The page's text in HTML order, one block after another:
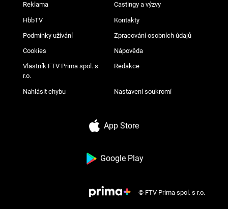
Reklama Castingy a výzvy
HbbTV Kontakty
Podmínky užívání Zpracování osobních údajů
Cookies Nápověda
Vlastník FTV Prima spol. s
r.o.
Redakce
Nahlásit chybu Nastavení soukromí
App Store
Google Play
© FTV Prima spol. s r.o.